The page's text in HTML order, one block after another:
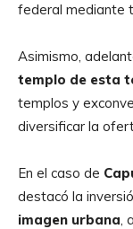
federal mediante
Asimismo,
templo de esta
templos y
diversificar la
En el caso de
destacó la
imagen urbana,